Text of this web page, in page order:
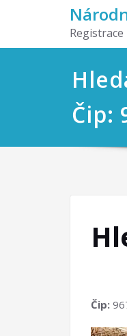
Registrace
Čip:
Čip: